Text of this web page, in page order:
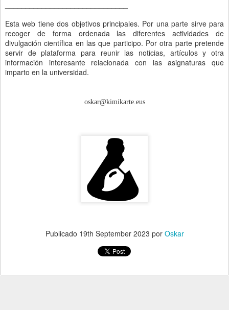
Esta web tiene dos objetivos principales. Por una parte sirve para
recoger de forma ordenada las diferentes actividades de
divulgación científica en las que participo. Por otra parte pretende
servir de plataforma para reunir las noticias, artículos y otra
información interesante relacionada con las asignaturas que
imparto en la universidad.
oskar@kimikarte.eus
Publicado 19th September 2023 por Oskar